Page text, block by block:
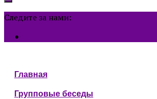
Следите за нами:
Главная
Групповые беседы